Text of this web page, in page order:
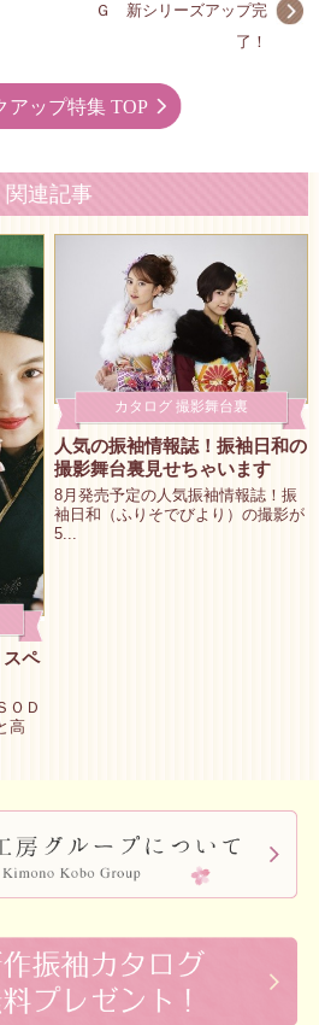
Ｇ 新シリーズアップ完
了！
アップ特集 TOP
関連記事
ペ
ＯＤ
高
カタログ 撮影舞台裏
人気の振袖情報誌！振袖日和の
撮影舞台裏見せちゃいます
8月発売予定の人気振袖情報誌！振
袖日和（ふりそでびより）の撮影が
5...